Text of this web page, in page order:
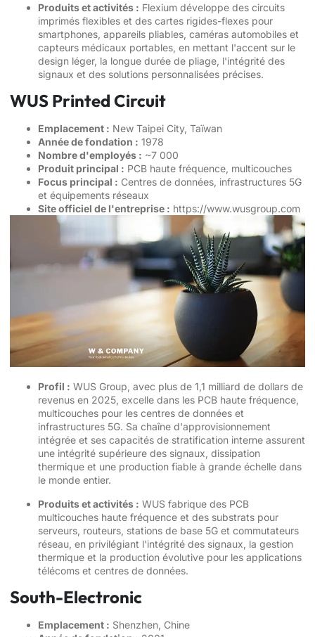
Produits et activités : Flexium développe des circuits
imprimés flexibles et des cartes rigides-flexes pour
smartphones, appareils pliables, caméras automobiles et
capteurs médicaux portables, en mettant l'accent sur le
design léger, la longue durée de pliage, l'intégrité des
signaux et des solutions personnalisées précises.
WUS Printed Circuit
Emplacement : New Taipei City, Taïwan
Année de fondation : 1978
Nombre d'employés : ~7 000
Produit principal : PCB haute fréquence, multicouches
Focus principal : Centres de données, infrastructures 5G
et équipements réseaux
Site officiel de l'entreprise : https://www.wusgroup.com
Profil : WUS Group, avec plus de 1,1 milliard de dollars de
revenus en 2025, excelle dans les PCB haute fréquence,
multicouches pour les centres de données et
infrastructures 5G. Sa chaîne d'approvisionnement
intégrée et ses capacités de stratification interne assurent
une intégrité supérieure des signaux, dissipation
thermique et une production fiable à grande échelle dans
le monde entier.
Produits et activités : WUS fabrique des PCB
multicouches haute fréquence et des substrats pour
serveurs, routeurs, stations de base 5G et commutateurs
réseau, en privilégiant l'intégrité des signaux, la gestion
thermique et la production évolutive pour les applications
télécoms et centres de données.
South-Electronic
Emplacement : Shenzhen, Chine